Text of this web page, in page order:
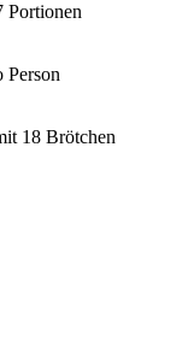
Portionen
Person
18 Brötchen